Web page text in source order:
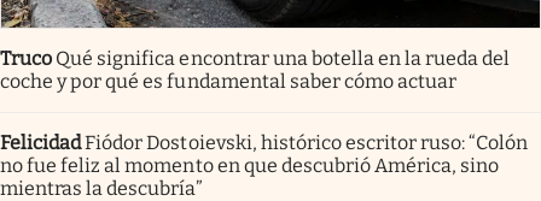
Truco Qué significa encontrar una botella en la rueda del
coche y por qué es fundamental saber cómo actuar
FelicidadFiódor Dostoievski, histórico escritor ruso: “Colón
no fue feliz al momento en que descubrió América, sino
mientras la descubría”